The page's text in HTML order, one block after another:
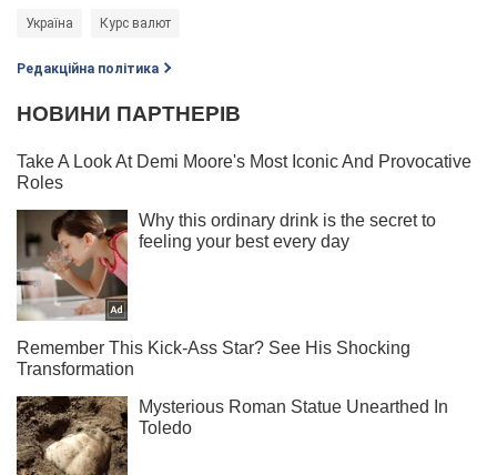
Україна Курс валют
Редакційна політика